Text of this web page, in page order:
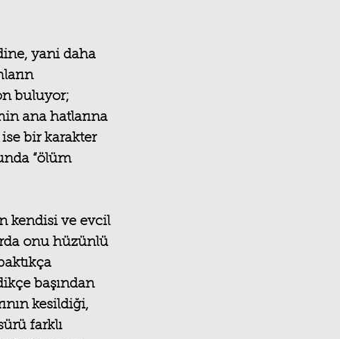
yani daha
buluyor;
ana hatlarına
bir karakter
“ölüm
kendisi ve evcil
onu hüzünlü
başından
kesildiği,
farklı